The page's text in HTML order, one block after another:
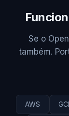
Se o
também.
AWS